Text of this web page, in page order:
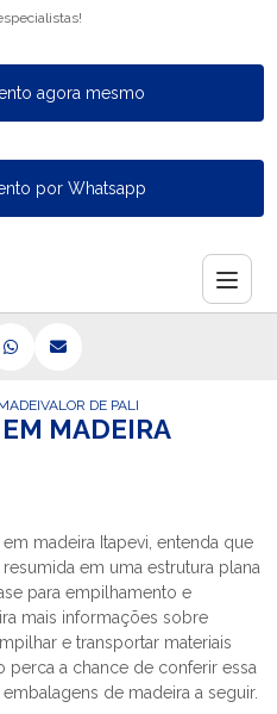
agora mesmo
por Whatsapp
PEQUENO
VALOR DE PALLET EM MADEIRA
MADEIRA
madeira Itapevi, entenda que
em uma estrutura plana
para empilhamento e
mais informações sobre
e transportar materiais
perca a chance de conferir essa
de madeira a seguir.